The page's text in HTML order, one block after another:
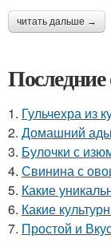
читать дальше →
Последние
1. Гульчехра из
2. Домашний
3. Булочки с
4. Свинина с
5. Какие
6. Какие
7. Простой и